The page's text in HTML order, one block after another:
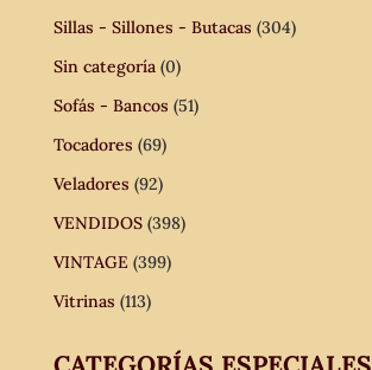
Sillas - Sillones - Butacas (304)
Sin categoría (0)
Sofás - Bancos (51)
Tocadores (69)
Veladores (92)
VENDIDOS (398)
VINTAGE (399)
Vitrinas (113)